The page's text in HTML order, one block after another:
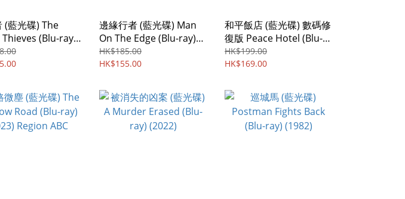
(藍光碟) The
(Blu-ray)
邊緣行者 (藍光碟) Man
On The Edge (Blu-ray)
(2022) Region ABC
HK$185.00
HK$155.00
和平飯店 (藍光碟) 數碼修
復版 Peace Hotel (Blu-
ray) (1995) Region ABC
HK$199.00
HK$169.00